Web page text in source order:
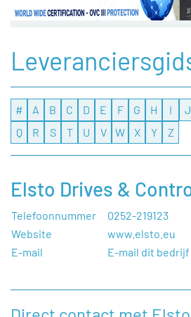
# A B C D E F G H I J
Q
R S T U V W X Y Z
Elsto Drives &
Telefoonnummer
0252-219123
Website
www.elsto.eu
E-mail
E-mail dit bedrijf